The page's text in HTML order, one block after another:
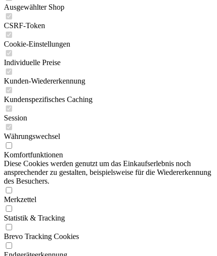
Ausgewählter Shop
CSRF-Token
Cookie-Einstellungen
Individuelle Preise
Kunden-Wiedererkennung
Kundenspezifisches Caching
Session
Währungswechsel
Komfortfunktionen
Diese Cookies werden genutzt um das Einkaufserlebnis noch
ansprechender zu gestalten, beispielsweise für die Wiedererkennung
des Besuchers.
Merkzettel
Statistik & Tracking
Brevo Tracking Cookies